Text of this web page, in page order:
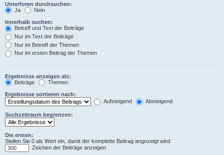
Unterforen durchsuchen:
Ja
Nein
Innerhalb suchen:
Betreff und Text der Beiträge
Nur im Text der Beiträge
Nur im Betreff der Themen
Nur im ersten Beitrag der Themen
Ergebnisse anzeigen als:
Beiträge
Themen
Ergebnisse sortieren nach:
Aufsteigend
Absteigend
Suchzeitraum begrenzen:
Die ersten:
Stellen Sie 0 als Wert ein, damit der komplette Beitrag angezeigt wird.
Zeichen der Beiträge anzeigen